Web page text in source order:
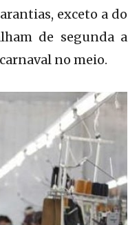
exceto a do
de segunda a
no meio.